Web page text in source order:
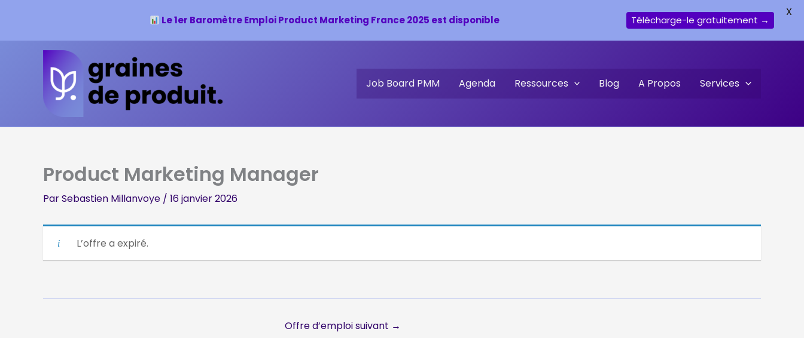
Job Board PMM Agenda Ressources Blog A Propos Services
Product Marketing Manager
ParSebastien Millanvoye / 16 janvier 2026
L’offre a expiré.
Offre d’emploi suivant →
Le 1er Baromètre Emploi Product Marketing France 2025 est disponible Télécharge-le gratuitement →
X